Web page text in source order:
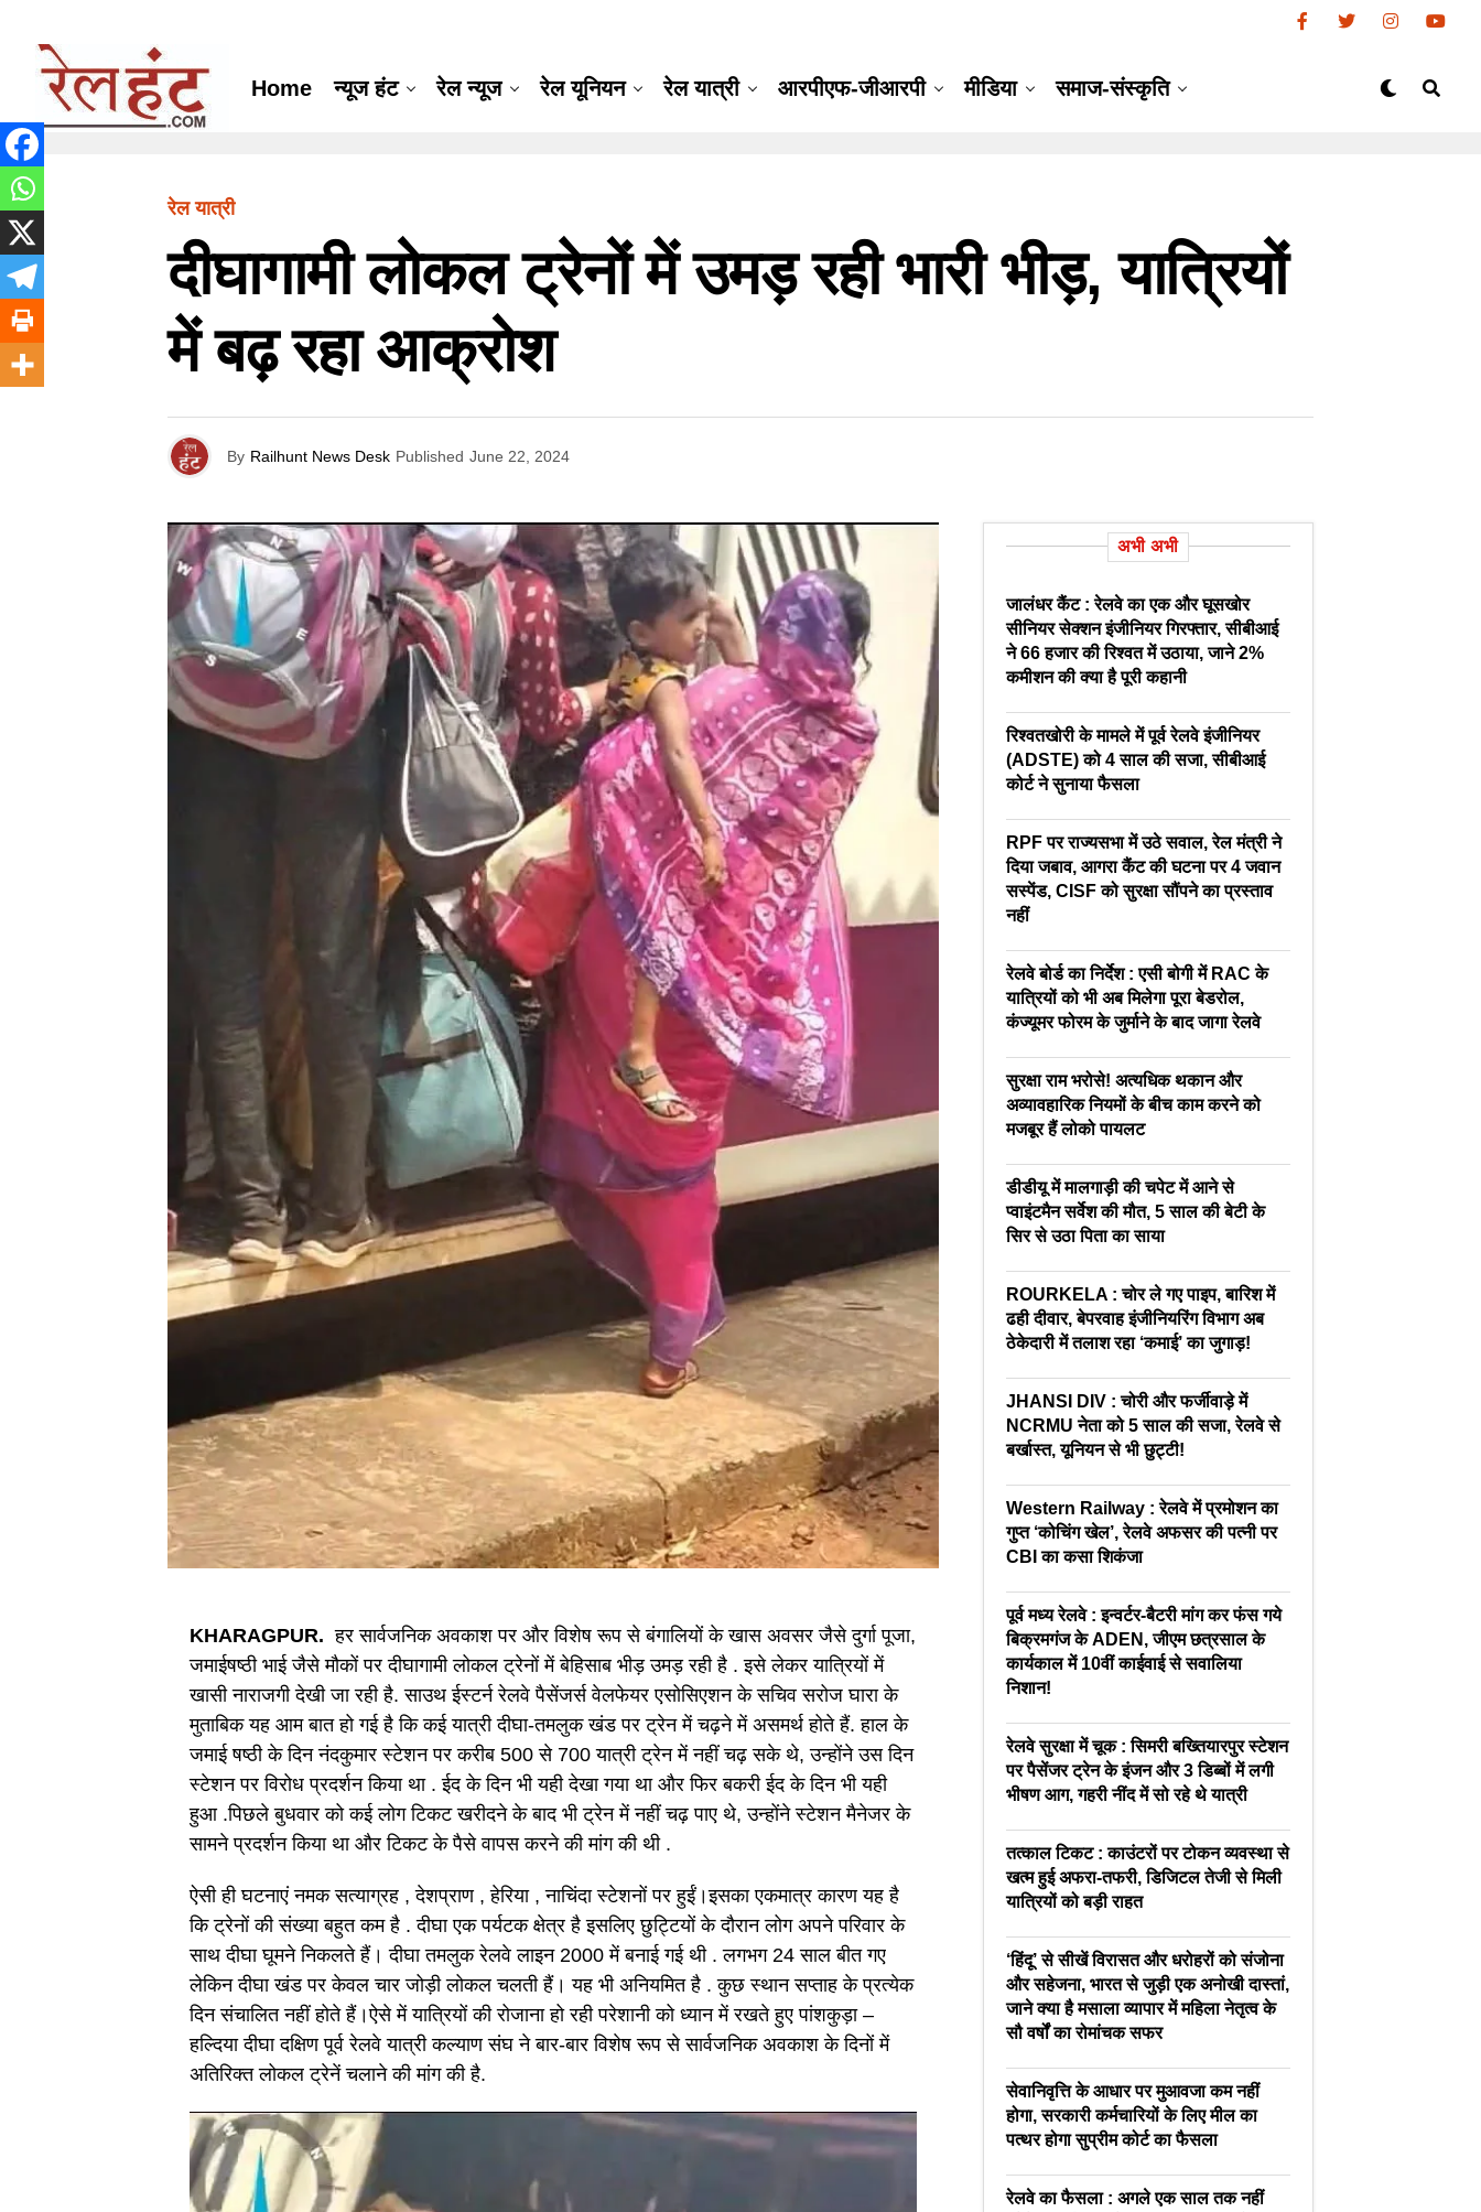
Home न्यूज हंट रेल न्यूज रेल यूनियन रेल यात्री आरपीएफ-जीआरपी मीडिया समाज-संस्कृति
रेल यात्री
दीघागामी लोकल ट्रेनों में उमड़ रही भारी भीड़, यात्रियों
में बढ़ रहा आक्रोश
By Railhunt News Desk Published June 22, 2024
KHARAGPUR. हर सार्वजनिक अवकाश पर और विशेष रूप से बंगालियों के खास अवसर जैसे दुर्गा पूजा,
जमाईषष्ठी भाई जैसे मौकों पर दीघागामी लोकल ट्रेनों में बेहिसाब भीड़ उमड़ रही है . इसे लेकर यात्रियों में
खासी नाराजगी देखी जा रही है. साउथ ईस्टर्न रेलवे पैसेंजर्स वेलफेयर एसोसिएशन के सचिव सरोज घारा के
मुताबिक यह आम बात हो गई है कि कई यात्री दीघा-तमलुक खंड पर ट्रेन में चढ़ने में असमर्थ होते हैं. हाल के
जमाई षष्ठी के दिन नंदकुमार स्टेशन पर करीब 500 से 700 यात्री ट्रेन में नहीं चढ़ सके थे, उन्होंने उस दिन
स्टेशन पर विरोध प्रदर्शन किया था . ईद के दिन भी यही देखा गया था और फिर बकरी ईद के दिन भी यही
हुआ .पिछले बुधवार को कई लोग टिकट खरीदने के बाद भी ट्रेन में नहीं चढ़ पाए थे, उन्होंने स्टेशन मैनेजर के
सामने प्रदर्शन किया था और टिकट के पैसे वापस करने की मांग की थी .
ऐसी ही घटनाएं नमक सत्याग्रह , देशप्राण , हेरिया , नाचिंदा स्टेशनों पर हुईं।इसका एकमात्र कारण यह है
कि ट्रेनों की संख्या बहुत कम है . दीघा एक पर्यटक क्षेत्र है इसलिए छुट्टियों के दौरान लोग अपने परिवार के
साथ दीघा घूमने निकलते हैं। दीघा तमलुक रेलवे लाइन 2000 में बनाई गई थी . लगभग 24 साल बीत गए
लेकिन दीघा खंड पर केवल चार जोड़ी लोकल चलती हैं। यह भी अनियमित है . कुछ स्थान सप्ताह के प्रत्येक
दिन संचालित नहीं होते हैं।ऐसे में यात्रियों की रोजाना हो रही परेशानी को ध्यान में रखते हुए पांशकुड़ा –
हल्दिया दीघा दक्षिण पूर्व रेलवे यात्री कल्याण संघ ने बार-बार विशेष रूप से सार्वजनिक अवकाश के दिनों में
अतिरिक्त लोकल ट्रेनें चलाने की मांग की है.
अभी अभी
जालंधर कैंट : रेलवे का एक और घूसखोर
सीनियर सेक्शन इंजीनियर गिरफ्तार, सीबीआई
ने 66 हजार की रिश्वत में उठाया, जाने 2%
कमीशन की क्या है पूरी कहानी
रिश्वतखोरी के मामले में पूर्व रेलवे इंजीनियर
(ADSTE) को 4 साल की सजा, सीबीआई
कोर्ट ने सुनाया फैसला
RPF पर राज्यसभा में उठे सवाल, रेल मंत्री ने
दिया जबाव, आगरा कैंट की घटना पर 4 जवान
सस्पेंड, CISF को सुरक्षा सौंपने का प्रस्ताव
नहीं
रेलवे बोर्ड का निर्देश : एसी बोगी में RAC के
यात्रियों को भी अब मिलेगा पूरा बेडरोल,
कंज्यूमर फोरम के जुर्माने के बाद जागा रेलवे
सुरक्षा राम भरोसे! अत्यधिक थकान और
अव्यावहारिक नियमों के बीच काम करने को
मजबूर हैं लोको पायलट
डीडीयू में मालगाड़ी की चपेट में आने से
प्वाइंटमैन सर्वेश की मौत, 5 साल की बेटी के
सिर से उठा पिता का साया
ROURKELA : चोर ले गए पाइप, बारिश में
ढही दीवार, बेपरवाह इंजीनियरिंग विभाग अब
ठेकेदारी में तलाश रहा ‘कमाई’ का जुगाड़!
JHANSI DIV : चोरी और फर्जीवाड़े में
NCRMU नेता को 5 साल की सजा, रेलवे से
बर्खास्त, यूनियन से भी छुट्टी!
Western Railway : रेलवे में प्रमोशन का
गुप्त ‘कोचिंग खेल’, रेलवे अफसर की पत्नी पर
CBI का कसा शिकंजा
पूर्व मध्य रेलवे : इन्वर्टर-बैटरी मांग कर फंस गये
बिक्रमगंज के ADEN, जीएम छत्रसाल के
कार्यकाल में 10वीं काईवाई से सवालिया
निशान!
रेलवे सुरक्षा में चूक : सिमरी बख्तियारपुर स्टेशन
पर पैसेंजर ट्रेन के इंजन और 3 डिब्बों में लगी
भीषण आग, गहरी नींद में सो रहे थे यात्री
तत्काल टिकट : काउंटरों पर टोकन व्यवस्था से
खत्म हुई अफरा-तफरी, डिजिटल तेजी से मिली
यात्रियों को बड़ी राहत
‘हिंदू’ से सीखें विरासत और धरोहरों को संजोना
और सहेजना, भारत से जुड़ी एक अनोखी दास्तां,
जाने क्या है मसाला व्यापार में महिला नेतृत्व के
सौ वर्षों का रोमांचक सफर
सेवानिवृत्ति के आधार पर मुआवजा कम नहीं
होगा, सरकारी कर्मचारियों के लिए मील का
पत्थर होगा सुप्रीम कोर्ट का फैसला
रेलवे का फैसला : अगले एक साल तक नहीं